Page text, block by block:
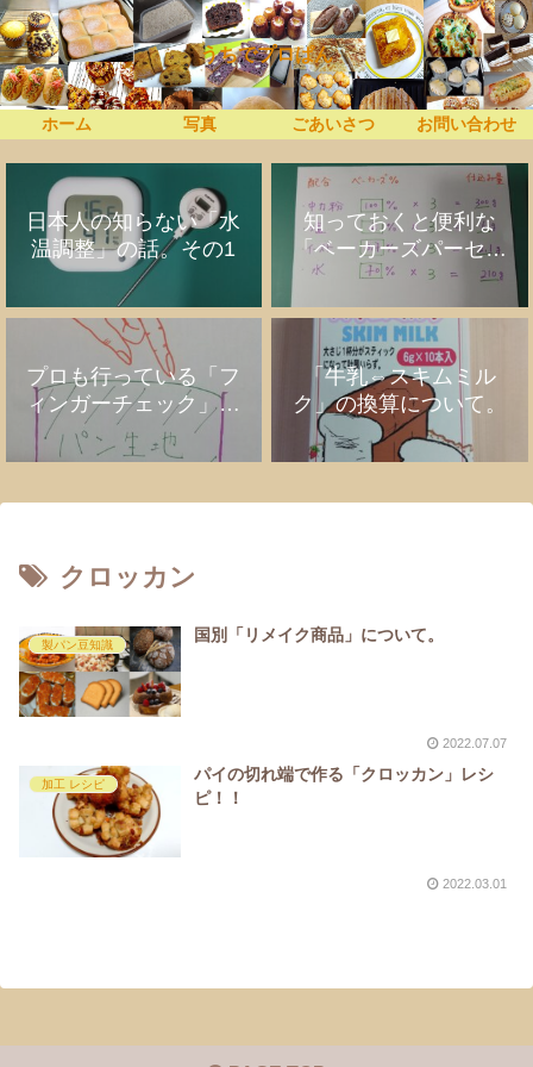
うちでプロぱん
ホーム 写真 ごあいさつ お問い合わせ
日本人の知らない「水
温調整」の話。その1
知っておくと便利な
「ベーカーズパーセン
ト」の話
プロも行っている「フ
ィンガーチェック」の
話。
「牛乳⇔スキムミル
ク」の換算について。
クロッカン
製パン豆知識
国別「リメイク商品」について。
2022.07.07
加工 レシピ
パイの切れ端で作る「クロッカン」レシ
ピ！！
2022.03.01